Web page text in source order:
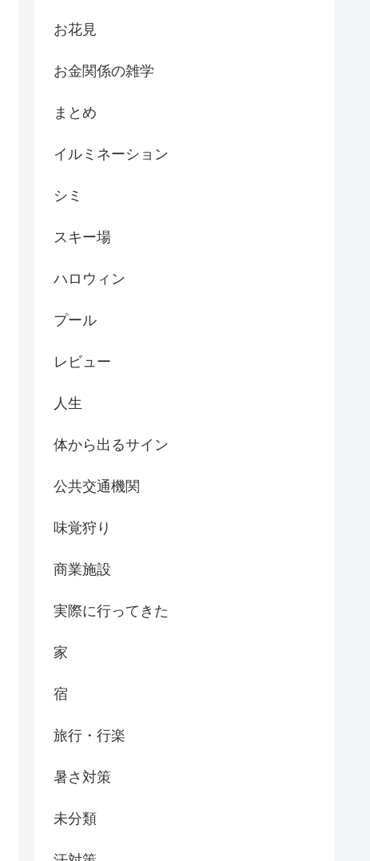
お花見
お金関係の雑学
まとめ
イルミネーション
シミ
スキー場
ハロウィン
プール
レビュー
人生
体から出るサイン
公共交通機関
味覚狩り
商業施設
実際に行ってきた
家
宿
旅行・行楽
暑さ対策
未分類